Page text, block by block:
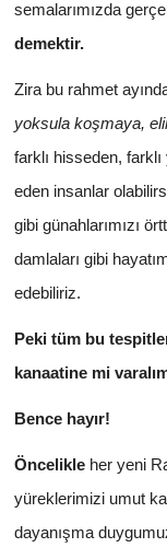
semalarımızda
demektir.
Zira bu rahmet
yoksula koşmaya,
farklı hisseden,
eden insanlar
gibi günahlarımızı
damlaları gibi
edebiliriz.
Peki tüm bu
kanaatine mi
Bence hayır!
Öncelikleher yeni
yüreklerimizi umut
dayanışma